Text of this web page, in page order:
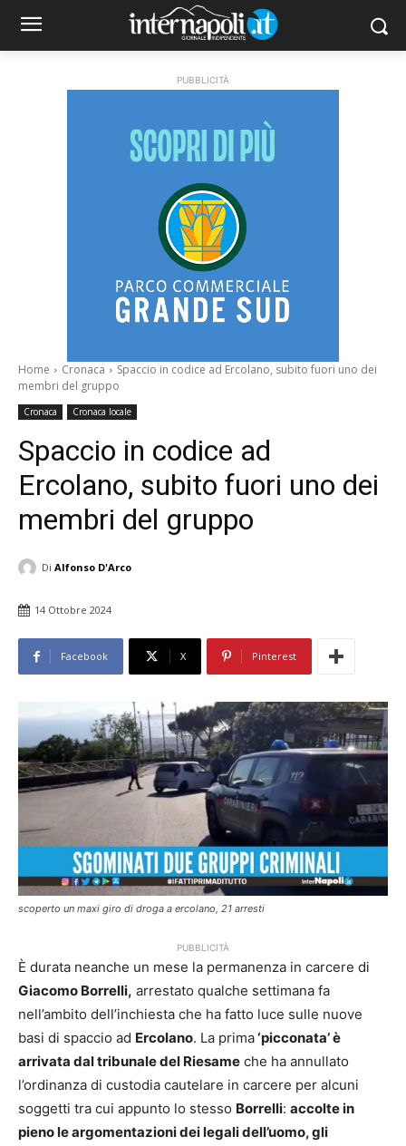
PUBBLICITÀ
Home Cronaca
Spaccio in codice ad Ercolano, subito fuori uno dei
membri del gruppo
Cronaca Cronaca locale
Spaccio in codice ad
Ercolano, subito fuori uno dei
membri del gruppo
Di Alfonso D'Arco
14 Ottobre 2024
Facebook X Pinterest
scoperto un maxi giro di droga a ercolano, 21 arresti
PUBBLICITÀ
È durata neanche un mese la permanenza in carcere di
Giacomo Borrelli, arrestato qualche settimana fa
nell’ambito dell’inchiesta che ha fatto luce sulle nuove
basi di spaccio ad Ercolano. La prima‘picconata’ è
arrivata dal tribunale del Riesame che ha annullato
l’ordinanza di custodia cautelare in carcere per alcuni
soggetti tra cui appunto lo stesso Borrelli: accolte in
pieno le argomentazioni dei legali dell’uomo, gli